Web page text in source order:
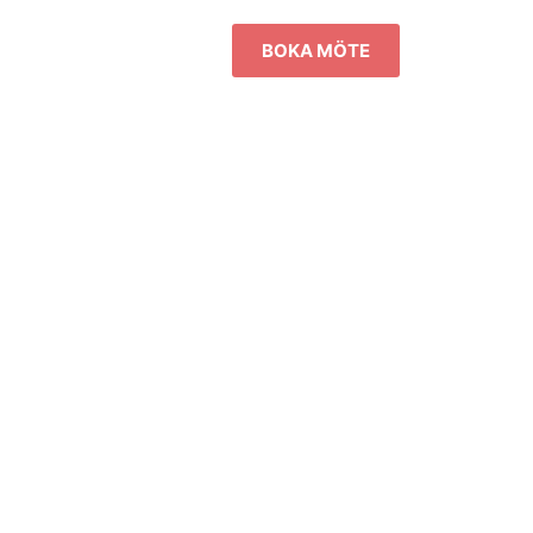
BOKA MÖTE